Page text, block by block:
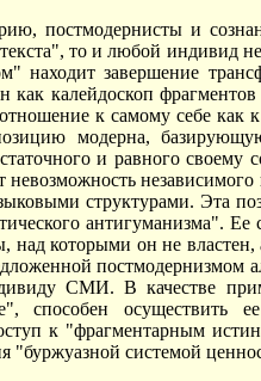
постмодернисты и
то и любой индивид
находит завершение
калейдоскоп
к самому себе
модерна,
и равного
структурами. Эта
антигуманизма".
над которыми он не
СМИ. В качестве
способен
к "фрагментарным
"буржуазной системой